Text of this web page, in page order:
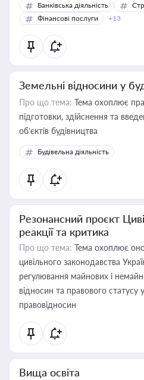
Банківська діяльність
Фінансові послуги
+13
Земельні відносини у
Про що тема: Тема охоплює
підготовки, здійснення та
об’єктів будівництва
Будівельна діяльність
Резонансний проєкт
реакції та критика
Про що тема: Тема охоплює
цивільного законодавства
регулювання майнових і
відносин та правового статусу
правовідносин
Вища освіта